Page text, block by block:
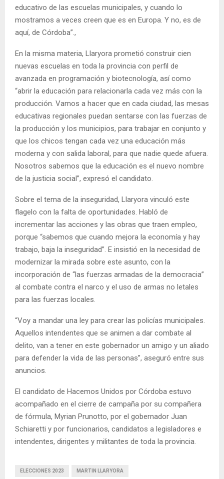
educativo de las escuelas municipales, y cuando lo
mostramos a veces creen que es en Europa. Y no, es de
aquí, de Córdoba”.,
En la misma materia, Llaryora prometió construir cien
nuevas escuelas en toda la provincia con perfil de
avanzada en programación y biotecnología, así como
“abrir la educación para relacionarla cada vez más con la
producción. Vamos a hacer que en cada ciudad, las mesas
educativas regionales puedan sentarse con las fuerzas de
la producción y los municipios, para trabajar en conjunto y
que los chicos tengan cada vez una educación más
moderna y con salida laboral, para que nadie quede afuera.
Nosotros sabemos que la educación es el nuevo nombre
de la justicia social”, expresó el candidato.
Sobre el tema de la inseguridad, Llaryora vinculó este
flagelo con la falta de oportunidades. Habló de
incrementar las acciones y las obras que traen empleo,
porque “sabemos que cuando mejora la economía y hay
trabajo, baja la inseguridad”. E insistió en la necesidad de
modernizar la mirada sobre este asunto, con la
incorporación de “las fuerzas armadas de la democracia”
al combate contra el narco y el uso de armas no letales
para las fuerzas locales.
“Voy a mandar una ley para crear las policías municipales.
Aquellos intendentes que se animen a dar combate al
delito, van a tener en este gobernador un amigo y un aliado
para defender la vida de las personas”, aseguró entre sus
anuncios.
El candidato de Hacemos Unidos por Córdoba estuvo
acompañado en el cierre de campaña por su compañera
de fórmula, Myrian Prunotto, por el gobernador Juan
Schiaretti y por funcionarios, candidatos a legisladores e
intendentes, dirigentes y militantes de toda la provincia.
ELECCIONES 2023 MARTIN LLARYORA